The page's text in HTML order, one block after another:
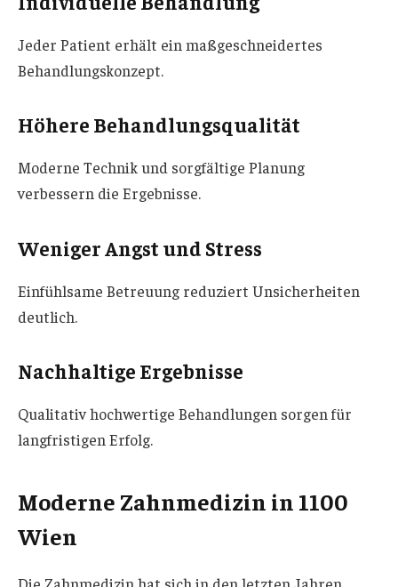
Jeder Patient erhält ein maßgeschneidertes
Behandlungskonzept.
Höhere Behandlungsqualität
Moderne Technik und sorgfältige Planung
verbessern die Ergebnisse.
Weniger Angst und Stress
Einfühlsame Betreuung reduziert Unsicherheiten
deutlich.
Nachhaltige Ergebnisse
Qualitativ hochwertige Behandlungen sorgen für
langfristigen Erfolg.
Moderne Zahnmedizin in 1100
Wien